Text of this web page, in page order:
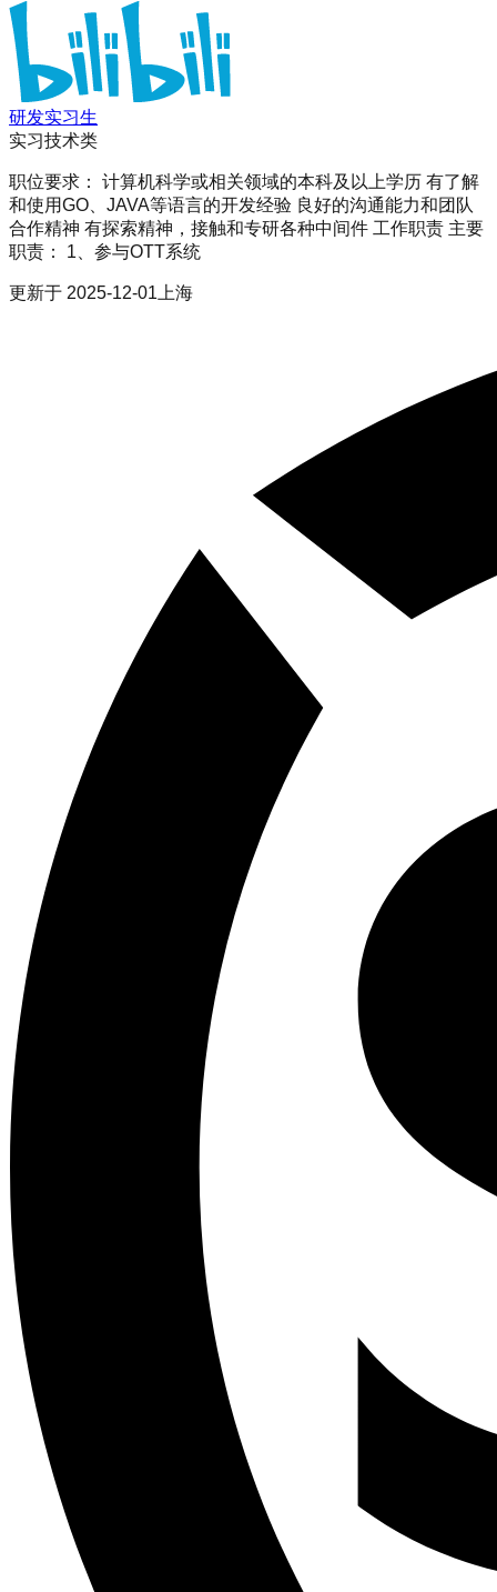
研发实习生
实习技术类
职位要求： 计算机科学或相关领域的本科及以上学历 有了解
和使用GO、JAVA等语言的开发经验 良好的沟通能力和团队
合作精神 有探索精神，接触和专研各种中间件 工作职责 主要
职责： 1、参与OTT系统
更新于 2025-12-01 上海